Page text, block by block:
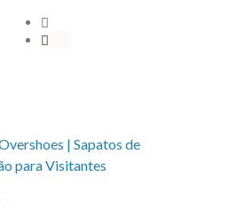
| Sapatos de
para Visitantes